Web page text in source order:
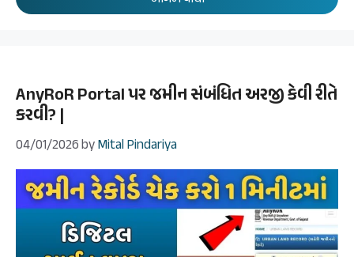
AnyRoR Portal પર જમીન સંબંધિત અરજી કેવી રીતે
કરવી? |
04/01/2026byMital Pindariya